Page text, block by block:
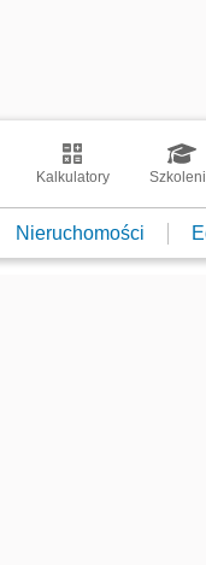
Kalkulatory
Nieruchomości